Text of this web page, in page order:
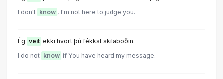
I don't know , I'm not here to judge you.
Ég veit ekki hvort þú fékkst skilaboðin.
I do not know if You have heard my message.